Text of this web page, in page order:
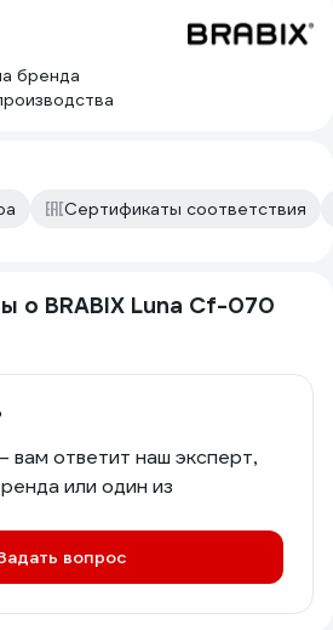
бренда
Сертификаты соответствия
о BRABIX Luna Cf-070
вам ответит наш эксперт,
или один из
вопрос